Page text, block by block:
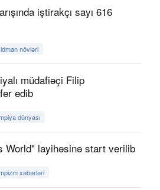
iştirakçı sayı 616
növləri
müdafiəçi Filip
edib
dünyası
World" layihəsinə start verilib
xəbərləri